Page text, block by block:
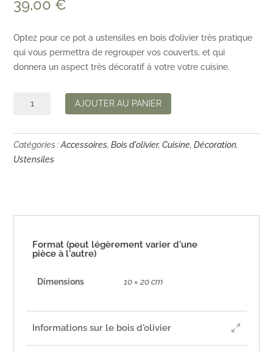
39,00 €
Optez pour ce pot a ustensiles en bois d’olivier très pratique
qui vous permettra de regrouper vos couverts, et qui
donnera un aspect très décoratif à votre votre cuisine.
quantité
à
ustensiles
AJOUTER AU PANIER
Catégories :Accessoires,Bois d'olivier,Cuisine,Décoration,
Ustensiles
Format (peut légèrement varier d'une
pièce à l'autre)
Dimensions 10 × 20 cm
Informations sur le bois d'olivier